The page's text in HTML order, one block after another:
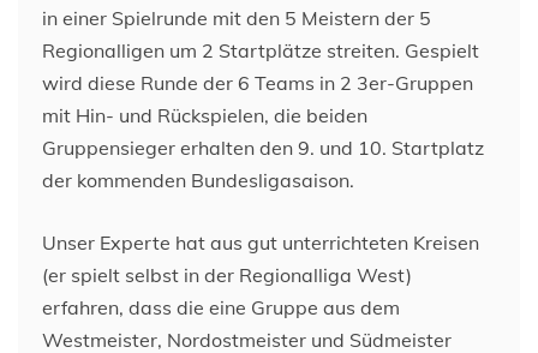
in einer Spielrunde mit den 5 Meistern der 5
Regionalligen um 2 Startplätze streiten. Gespielt
wird diese Runde der 6 Teams in 2 3er-Gruppen
mit Hin- und Rückspielen, die beiden
Gruppensieger erhalten den 9. und 10. Startplatz
der kommenden Bundesligasaison.
Unser Experte hat aus gut unterrichteten Kreisen
(er spielt selbst in der Regionalliga West)
erfahren, dass die eine Gruppe aus dem
Westmeister, Nordostmeister und Südmeister